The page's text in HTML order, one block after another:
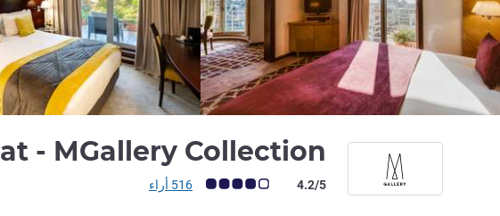
- MGallery Collection
ملاحظة أراء العملاء (رأي ALL)
4.2/5 516 أراء